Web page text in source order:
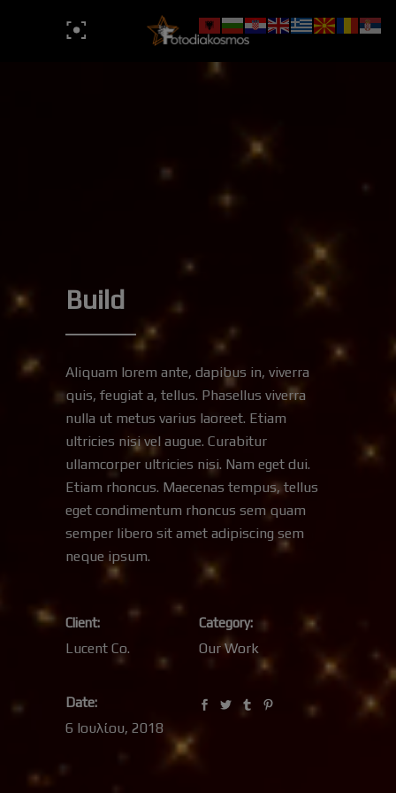
Build
Aliquam lorem ante, dapibus in, viverra
quis, feugiat a, tellus. Phasellus viverra
nulla ut metus varius laoreet. Etiam
ultricies nisi vel augue. Curabitur
ullamcorper ultricies nisi. Nam eget dui.
Etiam rhoncus. Maecenas tempus, tellus
eget condimentum rhoncus sem quam
semper libero sit amet adipiscing sem
neque ipsum.
Client:
Lucent Co.
Category:
Our Work
Date:
6 Ιουλίου, 2018